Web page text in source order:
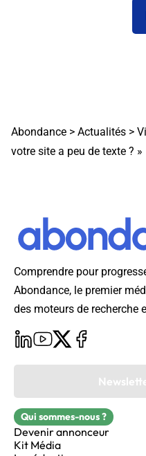
Abondance > Actualités >
votre site a peu de texte ? »
Comprendre pour
Abondance, le premier
des moteurs de recherche
Qui sommes-nous ?
Devenir annonceur
Kit Média